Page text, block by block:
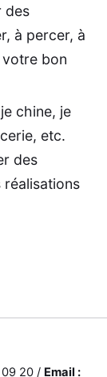
des
à percer, à
bon
chine, je
etc.
des
réalisations
20 / Email :